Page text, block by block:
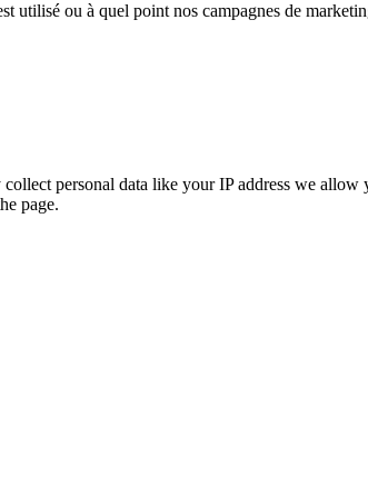
utilisé ou à quel point nos campagnes de
personal data like your IP address we allow
page.